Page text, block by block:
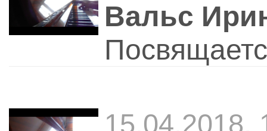
Вальс
15.04.2018,